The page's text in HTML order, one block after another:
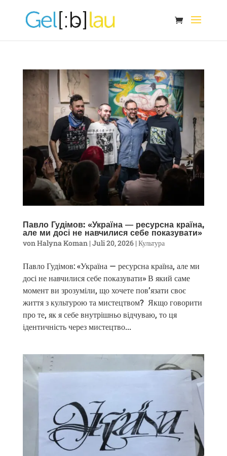
Павло Гудімов: «Україна — ресурсна країна,
але ми досі не навчилися себе показувати»
von Halyna Koman | Juli 20, 2026| Культура
Павло Гудімов: «Україна — ресурсна країна, але ми
досі не навчилися себе показувати» В який саме
момент ви зрозуміли, що хочете пов’язати своє
життя з культурою та мистецтвом? Якщо говорити
про те, як я себе внутрішньо відчуваю, то ця
ідентичність через мистецтво...